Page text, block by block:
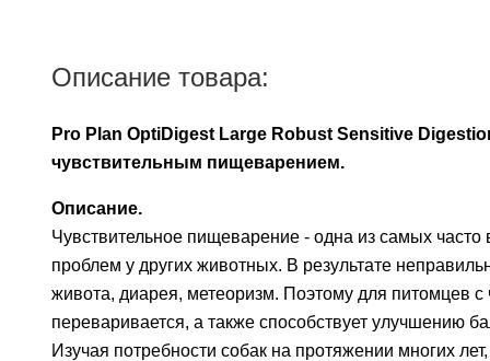
Описание товара:
Pro Plan OptiDigest Large Robust Sensitive
чувствительным пищеварением.
Описание.
Чувствительное пищеварение - одна из самых
проблем у других животных. В результате
живота, диарея, метеоризм. Поэтому для питомцев
переваривается, а также способствует улучшению
Изучая потребности собак на протяжении многих